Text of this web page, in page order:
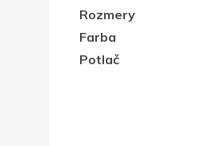
Rozmery
Farba
Potlač